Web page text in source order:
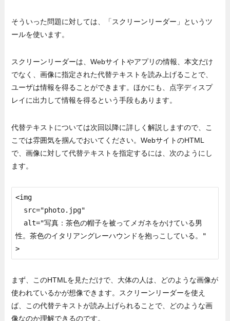
そういった問題に対しては、「スクリーンリーダー」というツ
ールを使います。
スクリーンリーダーは、Webサイトやアプリの情報、本文だけ
でなく、画像に指定された代替テキストを読み上げることで、
ユーザは情報を得ることができます。ほかにも、点字ディスプ
レイに出力して情報を得るという手段もあります。
代替テキストについては次回以降に詳しく解説しますので、こ
こでは雰囲気を掴んでおいてください。WebサイトのHTML
で、画像に対して代替テキストを指定するには、次のようにし
ます。
<img
性。茶色のイタリアングレーハウンドを抱っこしている。"
>
まず、このHTMLを見ただけで、大体の人は、どのような画像が
使われているかが想像できます。スクリーンリーダーを使え
ば、この代替テキストが読み上げられることで、どのような画
像なのか理解できるのです。